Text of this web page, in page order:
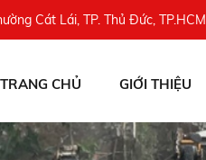
Cát Lái, TP. Thủ Đức, TP.HCM
TRANG CHỦ GIỚI THIỆU